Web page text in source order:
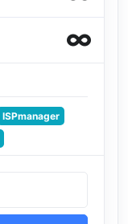
ISPmanager